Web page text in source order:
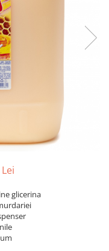
glicerina